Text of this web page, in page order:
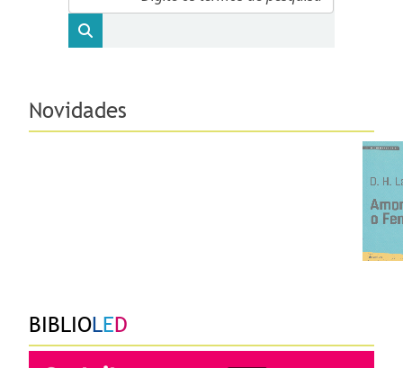
Página principal
Novidades
BIBLIOLED